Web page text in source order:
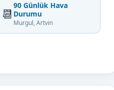
📆
90 Günlük Hava
Durumu
Murgul, Artvin